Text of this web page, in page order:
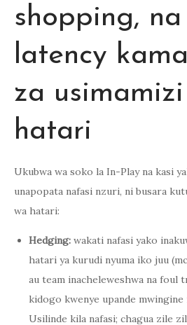
shopping,
latency
za
hatari
Ukubwa wa soko la In-Play na kasi
unapopata nafasi nzuri, ni busara
wa hatari:
Hedging: wakati nafasi yako
hatari ya kurudi nyuma iko juu
au team inacheleweshwa na foul
kidogo kwenye upande
Usilinde kila nafasi; chagua zile